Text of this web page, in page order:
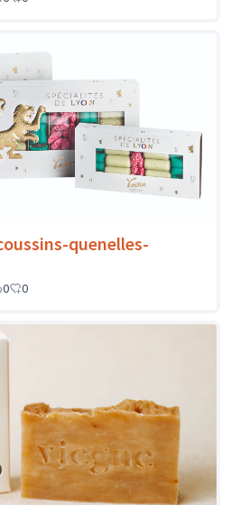
quenelles-
0 0